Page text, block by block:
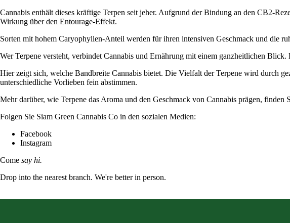
Cannabis enthält dieses kräftige Terpen seit jeher. Aufgrund der Bindung an den CB2-
Wirkung über den Entourage-Effekt.
Sorten mit hohem Caryophyllen-Anteil werden für ihren intensiven Geschmack und die
Wer Terpene versteht, verbindet Cannabis und Ernährung mit einem ganzheitlichen
Hier zeigt sich, welche Bandbreite Cannabis bietet. Die Vielfalt der Terpene wird durch
unterschiedliche Vorlieben fein abstimmen.
Mehr darüber, wie Terpene das Aroma und den Geschmack von Cannabis prägen, finden
Folgen Sie Siam Green Cannabis Co in den sozialen Medien:
Facebook
Instagram
Come say hi.
Drop into the nearest branch. We're better in person.